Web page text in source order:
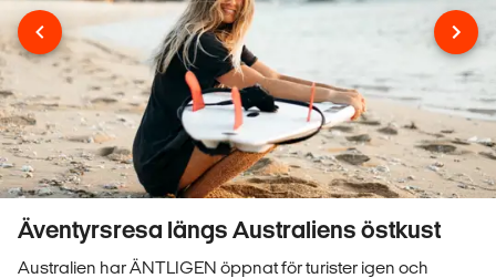
Äventyrsresa längs Australiens östkust
Australien har ÄNTLIGEN öppnat för turister igen och